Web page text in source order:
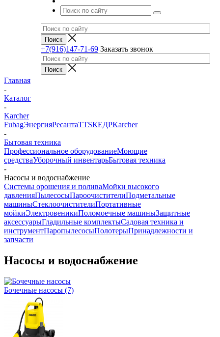
+7(916)147-71-69 Заказать звонок
Главная
-
Каталог
-
Karcher
FubagЭнергияРесантаTTSКЕДРKarcher
-
Бытовая техника
Профессиональное оборудованиеМоющие
средстваУборочный инвентарьБытовая техника
-
Насосы и водоснабжение
Системы орошения и поливаМойки высокого
давленияПылесосыПароочистителиПодметальные
машиныСтеклоочистителиПортативные
мойкиЭлектровеникиПоломоечные машиныЗащитные
аксессуарыГладильные комплектыСадовая техника и
инструментПаропылесосыПолотерыПринадлежности и
запчасти
Насосы и водоснабжение
Бочечные насосы (7)